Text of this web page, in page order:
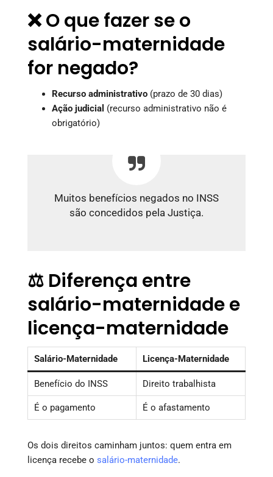
❌ O que fazer se o
salário-maternidade
for negado?
Recurso administrativo (prazo de 30 dias)
Ação judicial (recurso administrativo não é
obrigatório)
Muitos benefícios negados no INSS
são concedidos pela Justiça.
⚖️ Diferença entre
salário-maternidade e
licença-maternidade
Salário-Maternidade Licença-Maternidade
Benefício do INSS Direito trabalhista
É o pagamento É o afastamento
Os dois direitos caminham juntos: quem entra em
licença recebe o salário-maternidade.